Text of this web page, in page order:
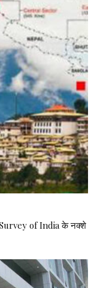
Survey of India के नक्शे